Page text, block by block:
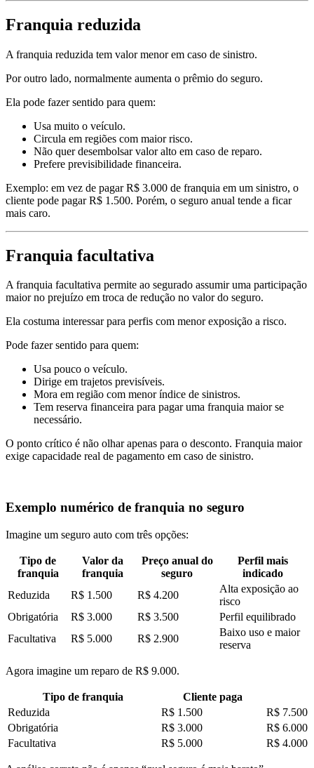
Franquia reduzida
A franquia reduzida tem valor menor em caso de sinistro.
Por outro lado, normalmente aumenta o prêmio do seguro.
Ela pode fazer sentido para quem:
Usa muito o veículo.
Circula em regiões com maior risco.
Não quer desembolsar valor alto em caso de reparo.
Prefere previsibilidade financeira.
Exemplo: em vez de pagar R$ 3.000 de franquia em um sinistro, o
cliente pode pagar R$ 1.500. Porém, o seguro anual tende a ficar
mais caro.
Franquia facultativa
A franquia facultativa permite ao segurado assumir uma participação
maior no prejuízo em troca de redução no valor do seguro.
Ela costuma interessar para perfis com menor exposição a risco.
Pode fazer sentido para quem:
Usa pouco o veículo.
Dirige em trajetos previsíveis.
Mora em região com menor índice de sinistros.
Tem reserva financeira para pagar uma franquia maior se
necessário.
O ponto crítico é não olhar apenas para o desconto. Franquia maior
exige capacidade real de pagamento em caso de sinistro.
Exemplo numérico de franquia no seguro
Imagine um seguro auto com três opções:
Tipo de
franquia
Valor da
franquia
Preço anual do
seguro
Perfil mais
indicado
Reduzida
R$ 1.500 R$ 4.200
Alta exposição ao
risco
Obrigatória
R$ 3.000 R$ 3.500
Perfil equilibrado
Facultativa
R$ 5.000 R$ 2.900
Baixo uso e maior
reserva
Agora imagine um reparo de R$ 9.000.
Tipo de franquia
Cliente paga
Reduzida
R$ 1.500
R$ 7.500
Obrigatória
R$ 3.000
R$ 6.000
Facultativa
R$ 5.000 R$ 4.000